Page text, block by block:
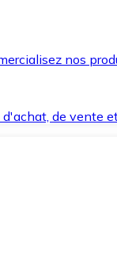
nos
de vente